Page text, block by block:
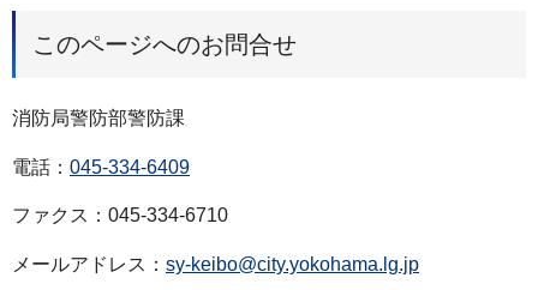
このページへのお問合せ
消防局警防部警防課
電話： 045-334-6409
ファクス：045-334-6710
メールアドレス： sy-keibo@city.yokohama.lg.jp